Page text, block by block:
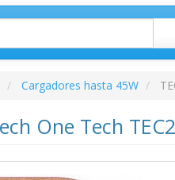
Cargadores hasta 45W
One Tech